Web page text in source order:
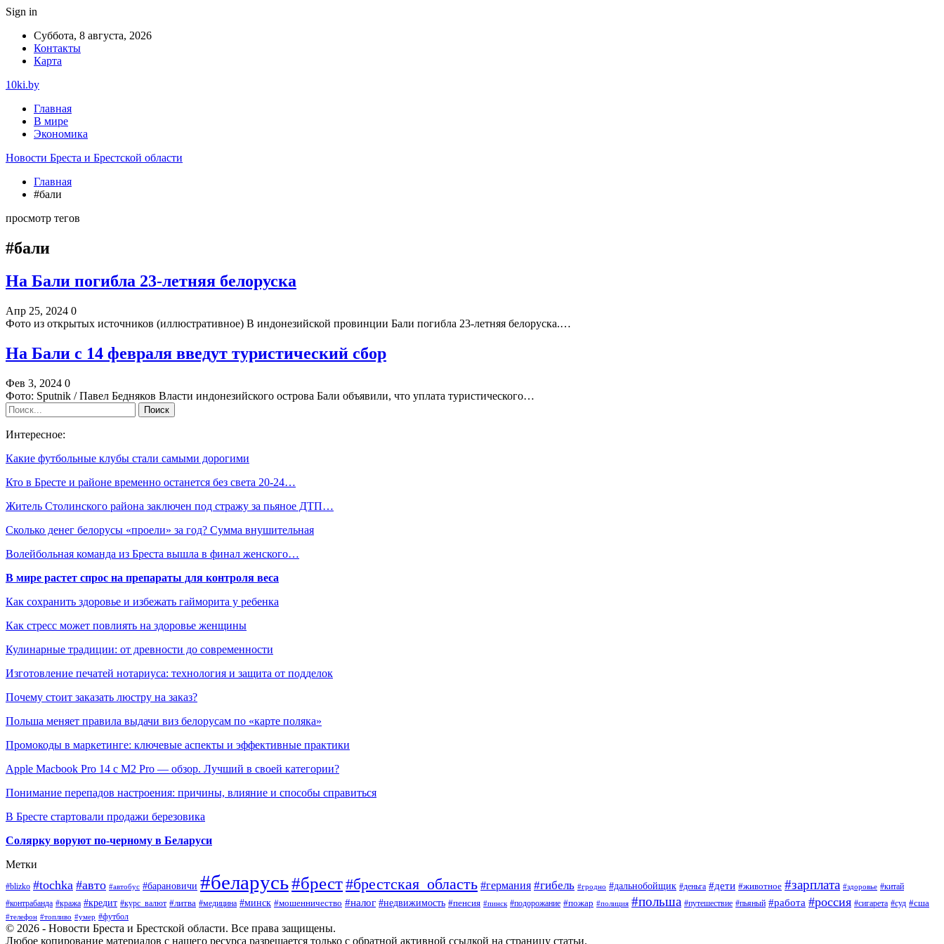
Sign in
Суббота, 8 августа, 2026
Контакты
Карта
10ki.by
Главная
В мире
Экономика
Новости Бреста и Брестской области
Главная
#бали
просмотр тегов
#бали
На Бали погибла 23-летняя белоруска
Апр 25, 2024 0
Фото из открытых источников (иллюстративное) В индонезийской провинции Бали погибла 23-летняя белоруска.…
На Бали с 14 февраля введут туристический сбор
Фев 3, 2024 0
Фото: Sputnik / Павел Бедняков Власти индонезийского острова Бали объявили, что уплата туристического…
Интересное:
Какие футбольные клубы стали самыми дорогими
Кто в Бресте и районе временно останется без света 20-24…
Житель Столинского района заключен под стражу за пьяное ДТП…
Сколько денег белорусы «проели» за год? Сумма внушительная
Волейбольная команда из Бреста вышла в финал женского…
В мире растет спрос на препараты для контроля веса
Как сохранить здоровье и избежать гайморита у ребенка
Как стресс может повлиять на здоровье женщины
Кулинарные традиции: от древности до современности
Изготовление печатей нотариуса: технология и защита от подделок
Почему стоит заказать люстру на заказ?
Польша меняет правила выдачи виз белорусам по «карте поляка»
Промокоды в маркетинге: ключевые аспекты и эффективные практики
Apple Macbook Pro 14 с M2 Pro — обзор. Лучший в своей категории?
Понимание перепадов настроения: причины, влияние и способы справиться
В Бресте стартовали продажи березовика
Солярку воруют по-черному в Беларуси
Метки
#blizko #tochka #авто #автобус #барановичи #беларусь#брест#брестская_область #германия #гибель #гродно #дальнобойщик #деньга #дети #животное #зарплата #здоровье #китай
#контрабанда #кража #кредит #курс_валют #литва #медицина #минск #мошенничество #налог #недвижимость #пенсия #пинск #подорожание #пожар #полиция #польша #путешествие #пьяный #работа #россия #сигарета #суд #сша
#телефон #топливо #умер #футбол
© 2026 - Новости Бреста и Брестской области. Все права защищены.
Любое копирование материалов с нашего ресурса разрешается только с обратной активной ссылкой на страницу статьи.